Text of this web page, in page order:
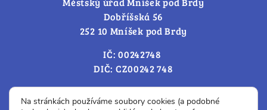
Dobříšská 56
252 10 Mníšek pod Brdy
IČ: 00242748
DIČ: CZ00242 748
Cookies – změna souhlasu
Na stránkách používáme soubory cookies (a podobné